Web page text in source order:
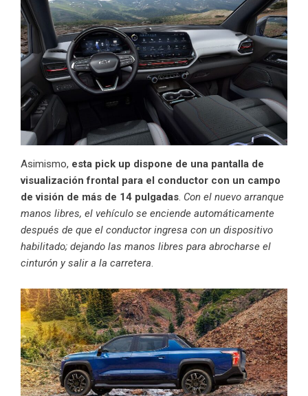
Asimismo, esta pick up dispone de una pantalla de
visualización frontal para el conductor con un campo
de visión de más de 14 pulgadas. Con el nuevo arranque
manos libres, el vehículo se enciende automáticamente
después de que el conductor ingresa con un dispositivo
habilitado; dejando las manos libres para abrocharse el
cinturón y salir a la carretera.